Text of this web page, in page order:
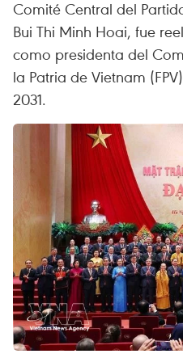
Comité Central del
Bui Thi Minh Hoai, fue
como presidenta del
la Patria de Vietnam
2031.